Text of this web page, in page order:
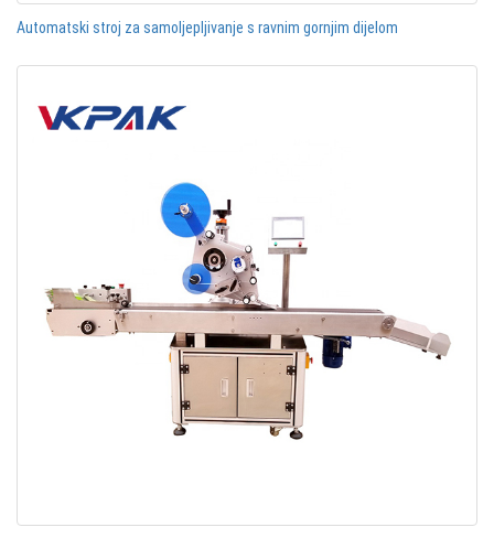
Automatski stroj za samoljepljivanje s ravnim gornjim dijelom